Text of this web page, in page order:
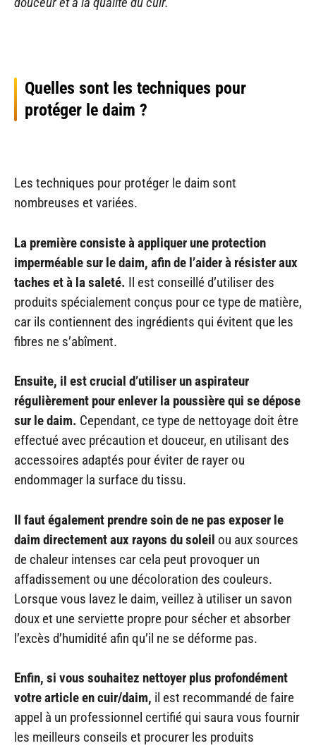
Quelles sont les techniques pour
protéger le daim ?
Les techniques pour protéger le daim sont
nombreuses et variées.
La première consiste à appliquer une protection
imperméable sur le daim, afin de l’aider à résister aux
taches et à la saleté. Il est conseillé d’utiliser des
produits spécialement conçus pour ce type de matière,
car ils contiennent des ingrédients qui évitent que les
fibres ne s’abîment.
Ensuite, il est crucial d’utiliser un aspirateur
régulièrement pour enlever la poussière qui se dépose
sur le daim. Cependant, ce type de nettoyage doit être
effectué avec précaution et douceur, en utilisant des
accessoires adaptés pour éviter de rayer ou
endommager la surface du tissu.
Il faut également prendre soin de ne pas exposer le
daim directement aux rayons du soleil ou aux sources
de chaleur intenses car cela peut provoquer un
affadissement ou une décoloration des couleurs.
Lorsque vous lavez le daim, veillez à utiliser un savon
doux et une serviette propre pour sécher et absorber
l’excès d’humidité afin qu’il ne se déforme pas.
Enfin, si vous souhaitez nettoyer plus profondément
votre article en cuir/daim, il est recommandé de faire
appel à un professionnel certifié qui saura vous fournir
les meilleurs conseils et procurer les produits